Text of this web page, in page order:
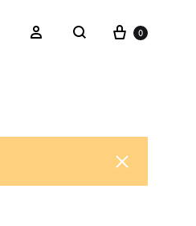
Sign in
Search
Cart
0